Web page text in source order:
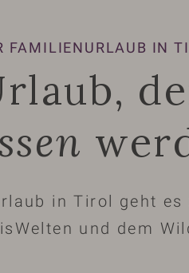
FAMILIENURLAUB IN
in Tirol geht
und dem